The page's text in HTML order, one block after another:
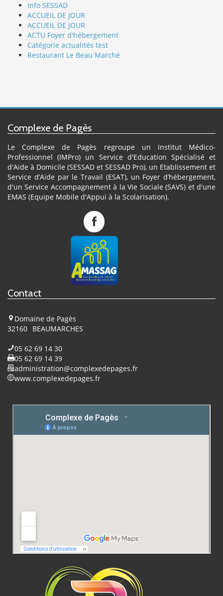
Info SESSAD
ACCUEIL DE JOUR
ACCUEIL DE JOUR
ACTU Foyer d'hébergement
Catégorie actualités test
Restaurant Le Beau Marché
Complexe de Pagès
Le Complexe de Pagès regroupe un Institut Médico-
Professionnel (IMPro) un Service d'Education Spécialisé et
d'Aide à Domicile (SESSAD et SESSAD Pro), un Etablissement et
Service d’Aide par le Travail (ESAT), un Foyer d’hébergement,
d'un Service Accompagnement à la Vie Sociale (SAVS) et d'une
EMAS (Equipe Mobile d'Appui à la Scolarisation).
Complexe
Pagès
sur
Contact
Domaine de Pagès
32160 BEAUMARCHES
05 62 69 14 30
05 62 69 14 39
administration@complexedepages.fr
www.complexedepages.fr